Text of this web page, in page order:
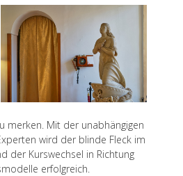
merken. Mit der unabhängigen
wird der blinde Fleck im
der Kurswechsel in Richtung
erfolgreich.